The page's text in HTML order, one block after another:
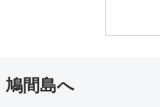
鳩間島へ